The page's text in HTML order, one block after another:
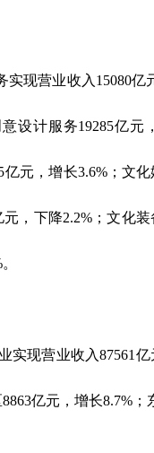
现营业收入 15080亿
设计服务19285亿元
亿元，增长3.6%；文化
元，下降2.2% ；文化
。
实现营业收入87561 亿
8863亿元，增长8.7%